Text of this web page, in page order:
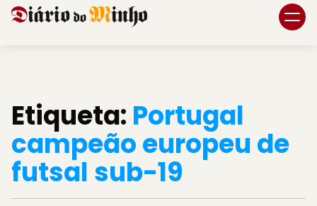
Etiqueta: Portugal
campeão europeu de
futsal sub-19